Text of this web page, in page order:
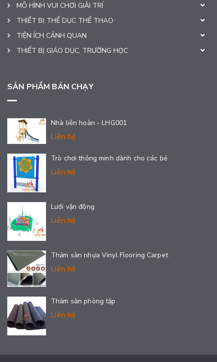
MÔ HÌNH VUI CHƠI GIẢI TRÍ
THIẾT BỊ THỂ DỤC THỂ THAO
TIỆN ÍCH CẢNH QUAN
THIẾT BỊ GIÁO DỤC, TRƯỜNG HỌC
SẢN PHẨM BÁN CHẠY
Nhà liên hoàn - LHG001
Liên hệ
Trò chơi thông minh dành cho các bé
Liên hệ
Lưới vận động
Liên hệ
Thảm sàn nhựa Vinyl Flooring Carpet
Liên hệ
Thảm sàn phòng tập
Liên hệ